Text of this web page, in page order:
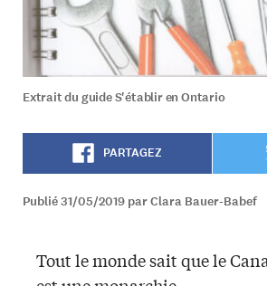
Extrait du guide S'établir en Ontario
PARTAGEZ
Publié 31/05/2019 par Clara Bauer-Babef
Tout le monde sait que le